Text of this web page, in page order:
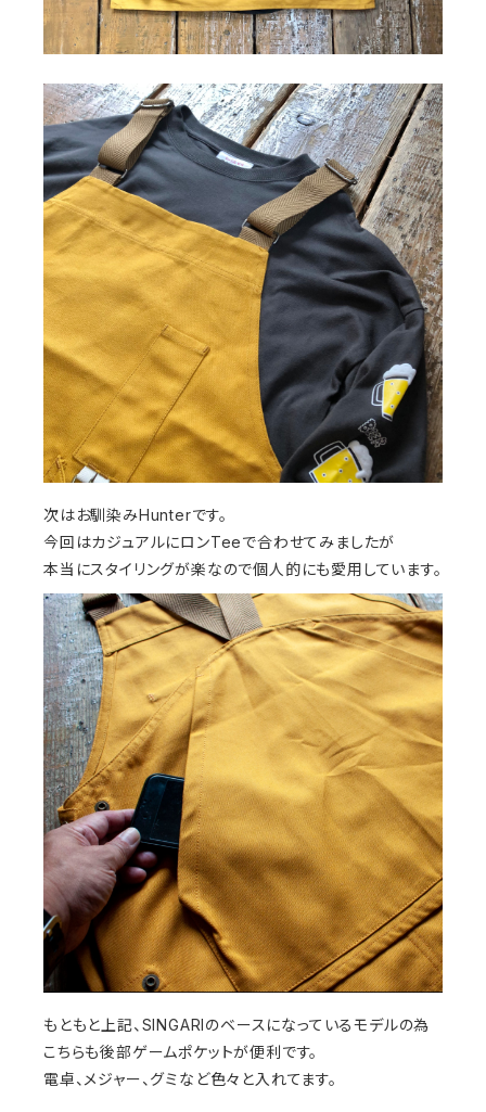
次はお馴染みHunterです。
今回はカジュアルにロンTeeで合わせてみましたが
本当にスタイリングが楽なので個人的にも愛用しています。
もともと上記、SINGARIのベースになっているモデルの為
こちらも後部ゲームポケットが便利です。
電卓、メジャー、グミなど色々と入れてます。